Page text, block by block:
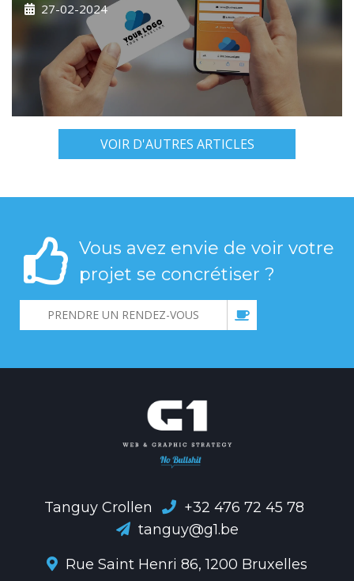
27-02-2024
VOIR D'AUTRES ARTICLES
Vous avez envie de voir votre
projet se concrétiser ?
PRENDRE UN RENDEZ-VOUS
Tanguy Crollen
+32 476 72 45 78
tanguy@g1.be
Rue Saint Henri 86, 1200 Bruxelles